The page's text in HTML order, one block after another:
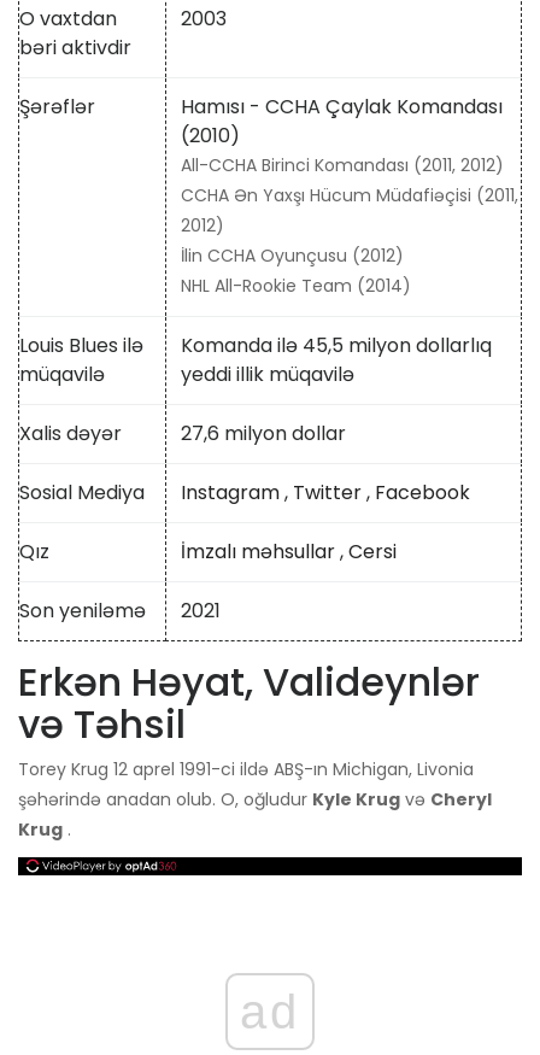
O vaxtdan
bəri aktivdir
2003
Şərəflər
Hamısı - CCHA Çaylak Komandası
(2010)
All-CCHA Birinci Komandası (2011, 2012)
CCHA Ən Yaxşı Hücum Müdafiəçisi (2011,
2012)
İlin CCHA Oyunçusu (2012)
NHL All-Rookie Team (2014)
Louis Blues ilə
müqavilə
Komanda ilə 45,5 milyon dollarlıq
yeddi illik müqavilə
Xalis dəyər 27,6 milyon dollar
Sosial Mediya Instagram, Twitter, Facebook
Qız İmzalı məhsullar,Cersi
Son yeniləmə 2021
Erkən Həyat, Valideynlər
və Təhsil
Torey Krug 12 aprel 1991-ci ildə ABŞ-ın Michigan, Livonia
şəhərində anadan olub. O, oğludur Kyle Krug və Cheryl
Krug .
ad